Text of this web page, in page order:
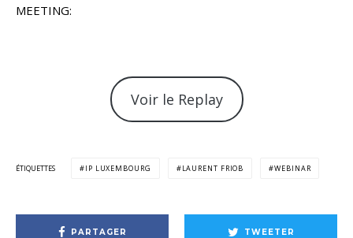
MEETING:
Voir le Replay
ÉTIQUETTES IP LUXEMBOURG LAURENT FRIOB WEBINAR
PARTAGER TWEETER